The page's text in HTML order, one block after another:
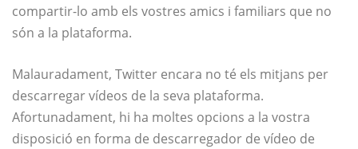
compartir-lo amb els vostres amics i familiars que no
són a la plataforma.
Malauradament, Twitter encara no té els mitjans per
descarregar vídeos de la seva plataforma.
Afortunadament, hi ha moltes opcions a la vostra
disposició en forma de descarregador de vídeo de